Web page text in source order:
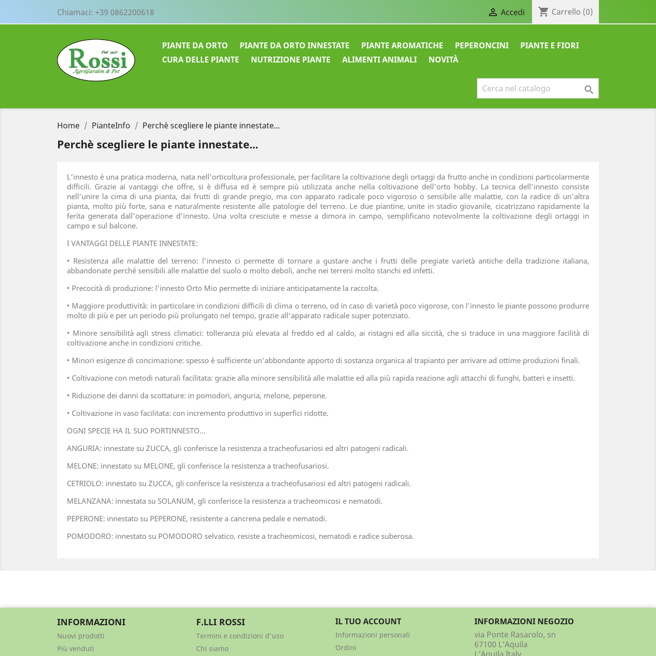
Chiamaci: +39 0862200618  Accedi shopping_cart Carrello (0)
PIANTE DA ORTO PIANTE DA ORTO INNESTATE PIANTE AROMATICHE PEPERONCINI
PIANTE E FIORI
CURA DELLE PIANTE
NUTRIZIONE PIANTE ALIMENTI ANIMALI NOVITÀ

Home PianteInfo Perchè scegliere le piante innestate...
Perchè scegliere le piante innestate...
L’innesto è una pratica moderna, nata nell’orticoltura professionale, per facilitare la coltivazione degli ortaggi da frutto anche in condizioni particolarmente
difficili. Grazie ai vantaggi che offre, si è diffusa ed è sempre più utilizzata anche nella coltivazione dell’orto hobby. La tecnica dell’innesto consiste
nell’unire la cima di una pianta, dai frutti di grande pregio, ma con apparato radicale poco vigoroso o sensibile alle malattie, con la radice di un’altra
pianta, molto più forte, sana e naturalmente resistente alle patologie del terreno. Le due piantine, unite in stadio giovanile, cicatrizzano rapidamente la
ferita generata dall’operazione d’innesto. Una volta cresciute e messe a dimora in campo, semplificano notevolmente la coltivazione degli ortaggi in
campo e sul balcone.
I VANTAGGI DELLE PIANTE INNESTATE:
• Resistenza alle malattie del terreno: l’innesto ci permette di tornare a gustare anche i frutti delle pregiate varietà antiche della tradizione italiana,
abbandonate perché sensibili alle malattie del suolo o molto deboli, anche nei terreni molto stanchi ed infetti.
• Precocità di produzione: l’innesto Orto Mio permette di iniziare anticipatamente la raccolta.
• Maggiore produttività: in particolare in condizioni difficili di clima o terreno, od in caso di varietà poco vigorose, con l’innesto le piante possono produrre
molto di più e per un periodo più prolungato nel tempo, grazie all’apparato radicale super potenziato.
• Minore sensibilità agli stress climatici: tolleranza più elevata al freddo ed al caldo, ai ristagni ed alla siccità, che si traduce in una maggiore facilità di
coltivazione anche in condizioni critiche.
• Minori esigenze di concimazione: spesso è sufficiente un‘abbondante apporto di sostanza organica al trapianto per arrivare ad ottime produzioni finali.
• Coltivazione con metodi naturali facilitata: grazie alla minore sensibilità alle malattie ed alla più rapida reazione agli attacchi di funghi, batteri e insetti.
• Riduzione dei danni da scottature: in pomodori, anguria, melone, peperone.
• Coltivazione in vaso facilitata: con incremento produttivo in superfici ridotte.
OGNI SPECIE HA IL SUO PORTINNESTO…
ANGURIA: innestate su ZUCCA, gli conferisce la resistenza a tracheofusariosi ed altri patogeni radicali.
MELONE: innestato su MELONE, gli conferisce la resistenza a tracheofusariosi.
CETRIOLO: innestato su ZUCCA, gli conferisce la resistenza a tracheofusariosi ed altri patogeni radicali.
MELANZANA: innestata su SOLANUM, gli conferisce la resistenza a tracheomicosi e nematodi.
PEPERONE: innestato su PEPERONE, resistente a cancrena pedale e nematodi.
POMODORO: innestato su POMODORO selvatico, resiste a tracheomicosi, nematodi e radice suberosa.
INFORMAZIONI
Nuovi prodotti
Più venduti
F.LLI ROSSI
Termini e condizioni d'uso
Chi siamo
IL TUO ACCOUNT
Informazioni personali
Ordini
INFORMAZIONI NEGOZIO
via Ponte Rasarolo, sn
67100 L'Aquila